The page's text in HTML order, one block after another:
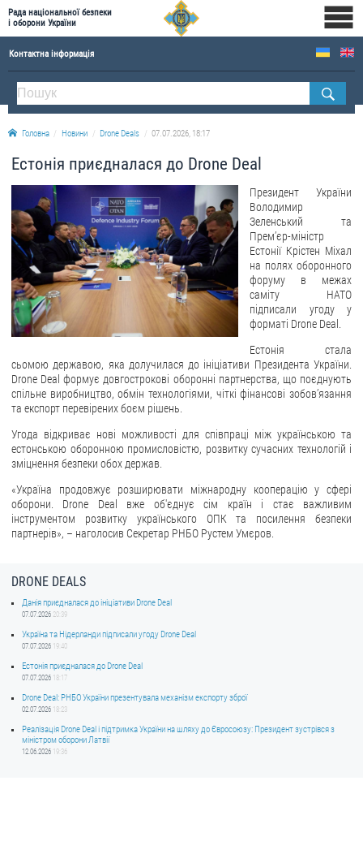
Рада національної безпеки
і оборони України
Контактна інформація
ПРО РНБОУ
Склад Ради національної безпеки і оборони України
Апарат Ради національної безпеки і оборони України
Правова основа діяльності Ради національної безпеки і оборони України
Історична довідка про діяльність Ради національної безпеки і оборони України
ОФІЦІЙНІ ДОКУМЕНТИ
ПРЕСЦЕНТР
Новини
Drone Deals
Фотогалерея
ЗВЕРНЕННЯ ГРОМАДЯН
Електронне звернення
Організація доступу до публічної інформації
Запит на отримання публічної інформації
Питання запобігання корупції
Публічні закупівлі
Внутрішній аудит
ДЕРЖАВНИЙ РЕЄСТР САНКЦІЙ
Головна Новини Drone Deals 07.07.2026, 18:17
Естонія приєдналася до Drone Deal
Президент України
Володимир
Зеленський та
Прем’єр-міністр
Естонії Крістен Міхал
на полях оборонного
форуму в межах
саміту НАТО
підписали угоду у
форматі Drone Deal.
Естонія стала
сьомою державою, яка долучилася до ініціативи Президента України.
Drone Deal формує довгострокові оборонні партнерства, що поєднують
спільне виробництво, обмін технологіями, чіткі фінансові зобов’язання
та експорт перевірених боєм рішень.
Угода відкриває нові можливості для співпраці між українською та
естонською оборонною промисловістю, розвитку сучасних технологій і
зміцнення безпеки обох держав.
«Україна продовжує розширювати міжнародну кооперацію у сфері
оборони. Drone Deal вже об'єднує сім країн і стає важливим
інструментом розвитку українського ОПК та посилення безпеки
партнерів», – наголосив Секретар РНБО Рустем Умєров.
DRONE DEALS
Данія приєдналася до ініціативи Drone Deal
07.07.2026 20:39
Україна та Нідерланди підписали угоду Drone Deal
07.07.2026 19:40
Естонія приєдналася до Drone Deal
07.07.2026 18:17
Drone Deal: РНБО України презентувала механізм експорту зброї
02.07.2026 18:23
Реалізація Drone Deal і підтримка України на шляху до Євросоюзу: Президент зустрівся з
міністром оборони Латвії
12.06.2026 19:36